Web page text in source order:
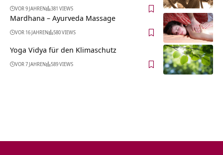
VOR 9 JAHREN 381 VIEWS
Mardhana – Ayurveda Massage
VOR 16 JAHREN 580 VIEWS
Yoga Vidya für den Klimaschutz
VOR 7 JAHREN 589 VIEWS